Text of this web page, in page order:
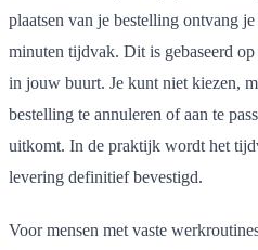
plaatsen van je bestelling ontvang
minuten tijdvak. Dit is gebaseerd
in jouw buurt. Je kunt niet kiezen,
bestelling te annuleren of aan te
uitkomt. In de praktijk wordt het
levering definitief bevestigd.
Voor mensen met vaste